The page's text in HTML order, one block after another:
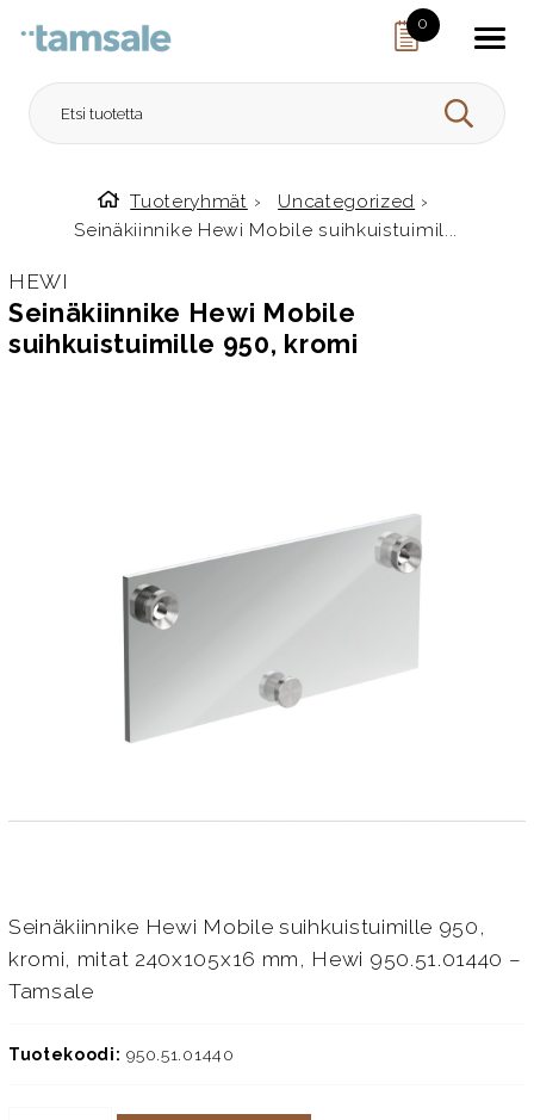
0
HAE
Etusivulle
Tuoteryhmät › Uncategorized ›
Seinäkiinnike Hewi Mobile suihkuistuimil...
HEWI
Seinäkiinnike Hewi Mobile
suihkuistuimille 950, kromi
Seinäkiinnike Hewi Mobile suihkuistuimille 950,
kromi, mitat 240x105x16 mm, Hewi 950.51.01440 –
Tamsale
Tuotekoodi: 950.51.01440